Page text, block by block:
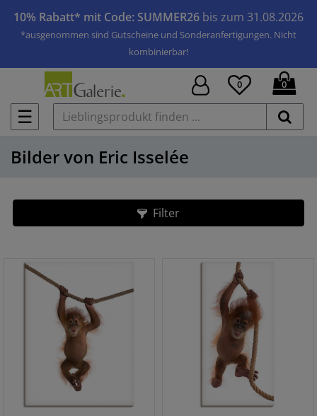
10% Rabatt* mit Code: SUMMER26 bis zum 31.08.2026
*ausgenommen sind Gutscheine und Sonderanfertigungen. Nicht
kombinierbar!
☰
0 0
Bilder von Eric Isselée
Filter